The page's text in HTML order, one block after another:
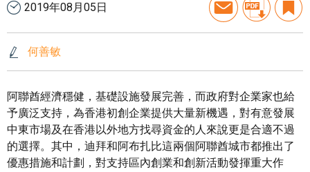
2019年08月05日
何善敏
阿聯酋經濟穩健，基礎設施發展完善，而政府對企業家也給
予廣泛支持，為香港初創企業提供大量新機遇，對有意發展
中東市場及在香港以外地方找尋資金的人來說更是合適不過
的選擇。其中，迪拜和阿布扎比這兩個阿聯酋城市都推出了
優惠措施和計劃，對支持區內創業和創新活動發揮重大作